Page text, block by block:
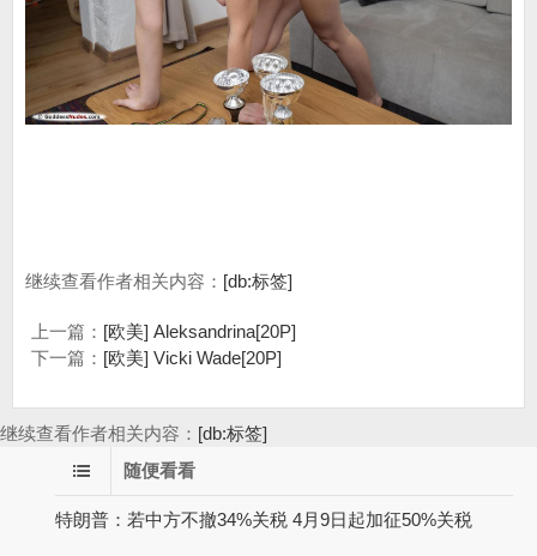
继续查看作者相关内容： [db:标签]
上一篇： [欧美] Aleksandrina[20P]
下一篇： [欧美] Vicki Wade[20P]
继续查看作者相关内容： [db:标签]
随便看看
特朗普：若中方不撤34%关税 4月9日起加征50%关税